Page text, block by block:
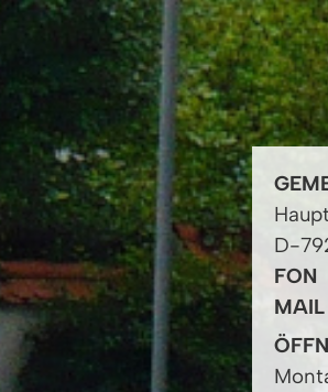
D-
FON
MAIL